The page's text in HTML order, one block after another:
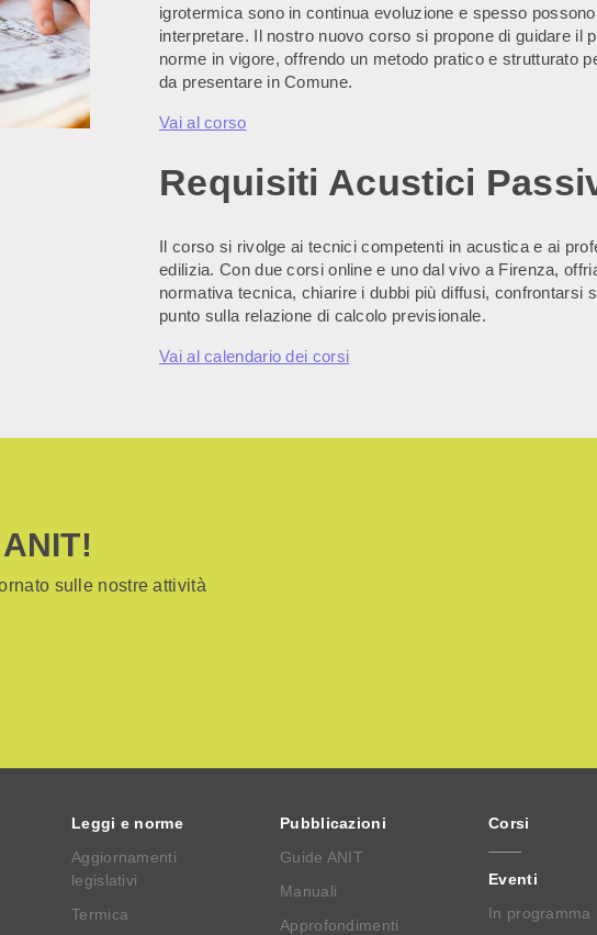
igrotermica sono in continua evoluzione e spesso
interpretare. Il nostro nuovo corso si propone di guidare il
norme in vigore, offrendo un metodo pratico e strutturato
da presentare in Comune.
Vai al corso
Requisiti Acustici
Il corso si rivolge ai tecnici competenti in acustica e ai
edilizia. Con due corsi online e uno dal vivo a Firenza,
normativa tecnica, chiarire i dubbi più diffusi, confrontarsi
punto sulla relazione di calcolo previsionale.
Vai al calendario dei corsi
sulle nostre attività
Leggi e norme
Aggiornamenti
legislativi
Termica
Pubblicazioni
Guide ANIT
Manuali
Approfondimenti
Corsi
Eventi
In programma